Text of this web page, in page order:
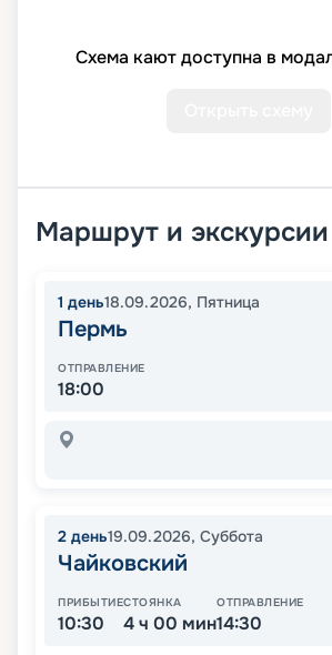
Схема кают доступна в
Маршрут и экскурсии
1 день18.09.2026, Пятница
Пермь
ОТПРАВЛЕНИЕ
18:00
2 день19.09.2026, Суббота
Чайковский
ПРИБЫТИЕ
10:30
СТОЯНКА
4 ч 00 мин
ОТПРАВЛЕНИЕ
14:30